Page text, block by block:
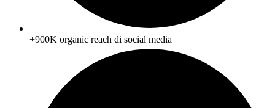
+900K organic reach di social media